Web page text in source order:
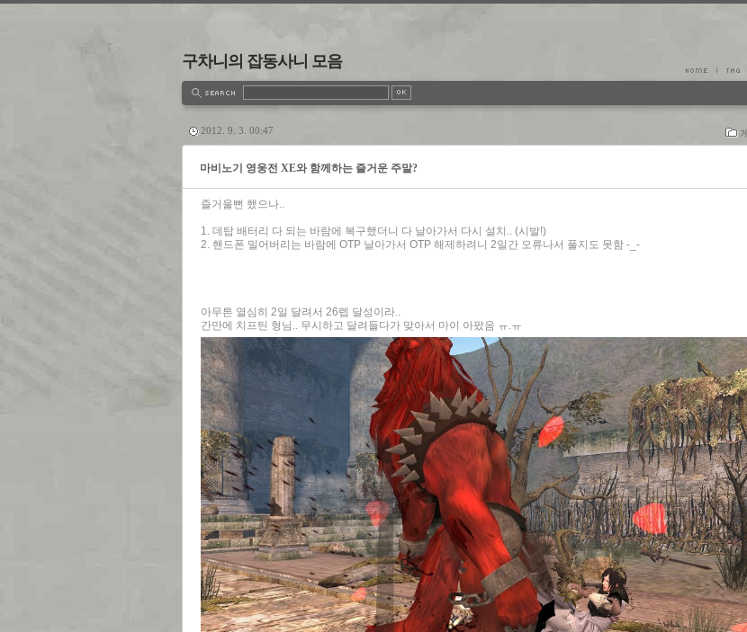
구차니의 잡동사니 모음
2012. 9. 3. 00:47
마비노기 영웅전 XE와 함께하는 즐거운 주말?
즐거울뻔 했으나..
1. 데탑 배터리 다 되는 바람에 복구했더니 다 날아가서 다시 설치.. (시발!)
2. 핸드폰 밀어버리는 바람에 OTP 날아가서 OTP 해제하려니 2일간 오류나서 풀지도 못함 -_-
아무튼 열심히 2일 달려서 26렙 달성이라..
간만에 치프틴 형님.. 무시하고 달려들다가 맞아서 마이 아팠음 ㅠ.ㅠ